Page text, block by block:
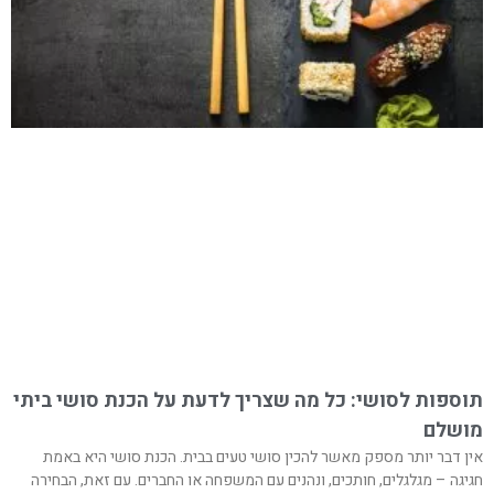
תוספות לסושי: כל מה שצריך לדעת על הכנת סושי ביתי
מושלם
אין דבר יותר מספק מאשר להכין סושי טעים בבית. הכנת סושי היא באמת
חגיגה – מגלגלים, חותכים, ונהנים עם המשפחה או החברים. עם זאת, הבחירה